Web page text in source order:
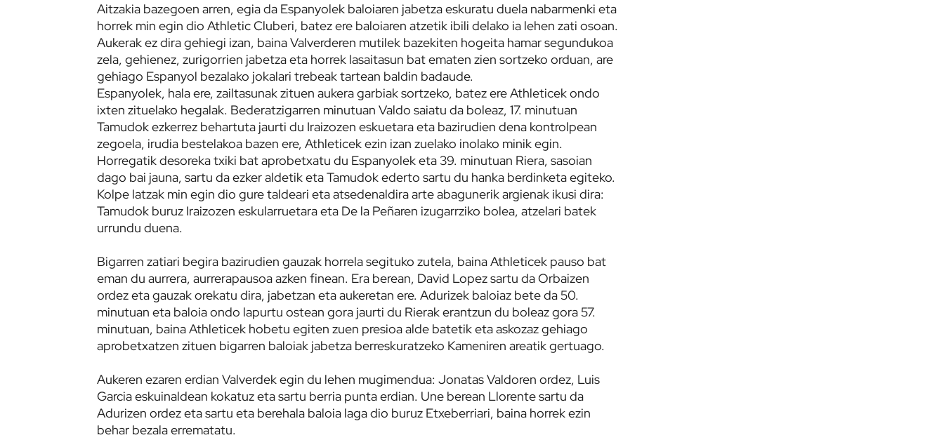
Aitzakia bazegoen arren, egia da Espanyolek baloiaren jabetza eskuratu duela nabarmenki eta
horrek min egin dio Athletic Cluberi, batez ere baloiaren atzetik ibili delako ia lehen zati osoan.
Aukerak ez dira gehiegi izan, baina Valverderen mutilek bazekiten hogeita hamar segundukoa
zela, gehienez, zurigorrien jabetza eta horrek lasaitasun bat ematen zien sortzeko orduan, are
gehiago Espanyol bezalako jokalari trebeak tartean baldin badaude.
Espanyolek, hala ere, zailtasunak zituen aukera garbiak sortzeko, batez ere Athleticek ondo
ixten zituelako hegalak. Bederatzigarren minutuan Valdo saiatu da boleaz, 17. minutuan
Tamudok ezkerrez behartuta jaurti du Iraizozen eskuetara eta bazirudien dena kontrolpean
zegoela, irudia bestelakoa bazen ere, Athleticek ezin izan zuelako inolako minik egin.
Horregatik desoreka txiki bat aprobetxatu du Espanyolek eta 39. minutuan Riera, sasoian
dago bai jauna, sartu da ezker aldetik eta Tamudok ederto sartu du hanka berdinketa egiteko.
Kolpe latzak min egin dio gure taldeari eta atsedenaldira arte abagunerik argienak ikusi dira:
Tamudok buruz Iraizozen eskularruetara eta De la Peñaren izugarrziko bolea, atzelari batek
urrundu duena.
Bigarren zatiari begira bazirudien gauzak horrela segituko zutela, baina Athleticek pauso bat
eman du aurrera, aurrerapausoa azken finean. Era berean, David Lopez sartu da Orbaizen
ordez eta gauzak orekatu dira, jabetzan eta aukeretan ere. Adurizek baloiaz bete da 50.
minutuan eta baloia ondo lapurtu ostean gora jaurti du Rierak erantzun du boleaz gora 57.
minutuan, baina Athleticek hobetu egiten zuen presioa alde batetik eta askozaz gehiago
aprobetxatzen zituen bigarren baloiak jabetza berreskuratzeko Kameniren areatik gertuago.
Aukeren ezaren erdian Valverdek egin du lehen mugimendua: Jonatas Valdoren ordez, Luis
Garcia eskuinaldean kokatuz eta sartu berria punta erdian. Une berean Llorente sartu da
Adurizen ordez eta sartu eta berehala baloia laga dio buruz Etxeberriari, baina horrek ezin
behar bezala errematatu.